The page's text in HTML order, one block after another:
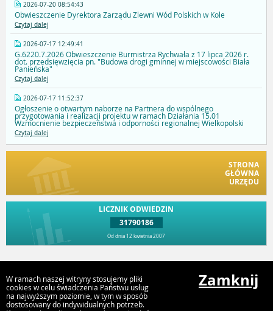
2026-07-20 08:54:43
Obwieszczenie Dyrektora Zarządu Zlewni Wód Polskich w Kole
Czytaj dalej
2026-07-17 12:49:41
G.6220.7.2026 Obwieszczenie Burmistrza Rychwała z 17 lipca 2026 r.
dot. przedsięwzięcia pn. "Budowa drogi gminnej w miejscowości Biała
Panieńska"
Czytaj dalej
2026-07-17 11:52:37
Ogłoszenie o otwartym naborze na Partnera do wspólnego
przygotowania i realizacji projektu w ramach Działania 15.01
Wzmocnienie bezpieczeństwa i odporności regionalnej Wielkopolski
Czytaj dalej
STRONA
GŁÓWNA
URZĘDU
LICZNIK ODWIEDZIN
31790186
Od dnia 12 kwietnia 2007
Urząd Gminy i Miasta Rychwał
W ramach naszej witryny stosujemy pliki
cookies w celu świadczenia Państwu usług
na najwyższym poziomie, w tym w sposób
dostosowany do indywidualnych potrzeb.
Zamknij